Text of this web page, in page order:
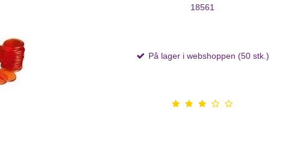
18561
På lager i webshoppen (50 stk.)